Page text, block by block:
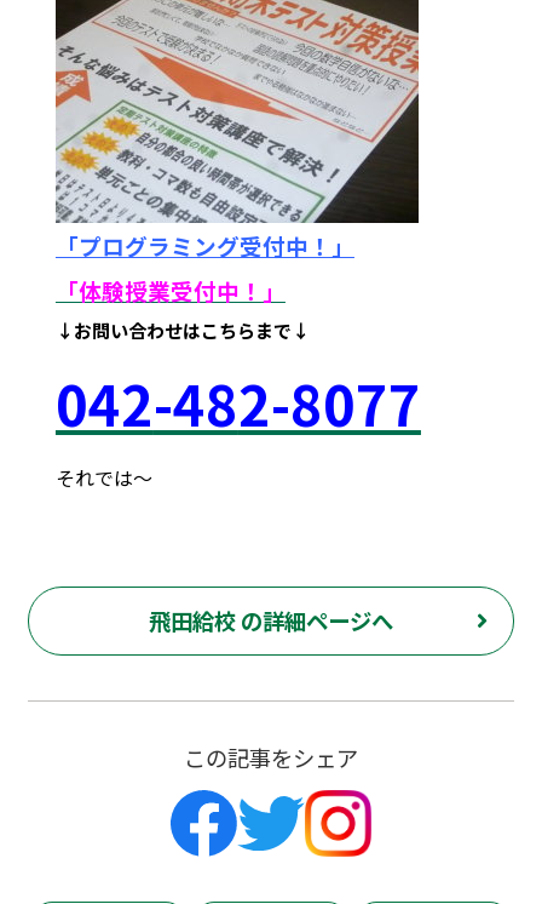
「プログラミング受付中！」
「体験授業受付中！ 」
↓お問い合わせはこちらまで↓
042-482-8077
それでは～
飛田給校 の詳細ページへ
この記事をシェア